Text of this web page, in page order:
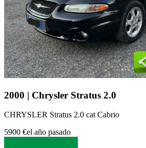
2000 | Chrysler Stratus 2.0
CHRYSLER Stratus 2.0 cat Cabrio
5900 €el año pasado